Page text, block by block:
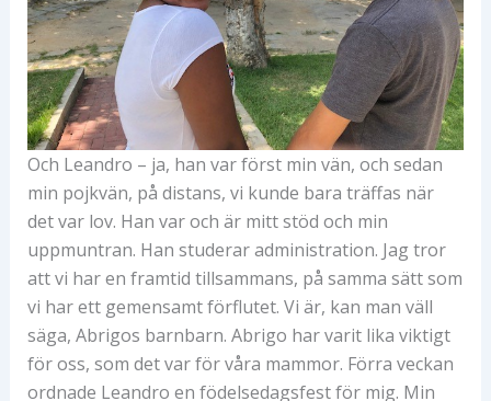
Och Leandro – ja, han var först min vän, och sedan
min pojkvän, på distans, vi kunde bara träffas när
det var lov. Han var och är mitt stöd och min
uppmuntran. Han studerar administration. Jag tror
att vi har en framtid tillsammans, på samma sätt som
vi har ett gemensamt förflutet. Vi är, kan man väll
säga, Abrigos barnbarn. Abrigo har varit lika viktigt
för oss, som det var för våra mammor. Förra veckan
ordnade Leandro en födelsedagsfest för mig. Min